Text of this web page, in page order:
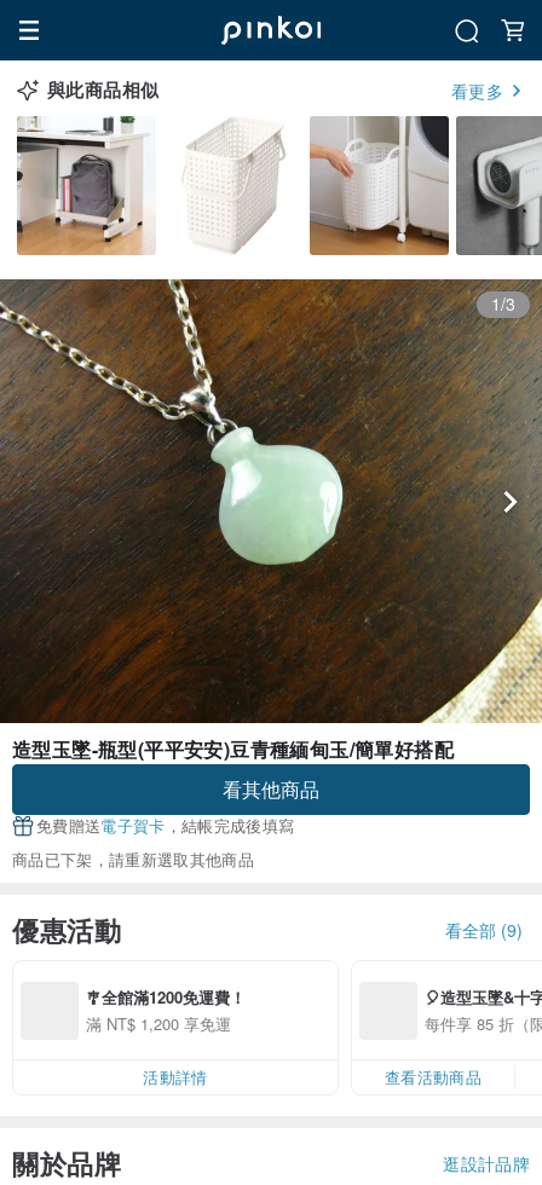
與此商品相似 看更多
1/3
造型玉墜-瓶型(平平安安)豆青種緬甸玉/簡單好搭配
看其他商品
免費贈送電子賀卡 ，結帳完成後填寫
商品已下架，請重新選取其他商品
優惠活動 看全部 (9)
🎐全館滿1200免運費！
滿 NT$ 1,200 享免運
活動詳情
🎈造型玉墜&十
中！
每件享 85 折（
查看活動商品
關於品牌 逛設計品牌